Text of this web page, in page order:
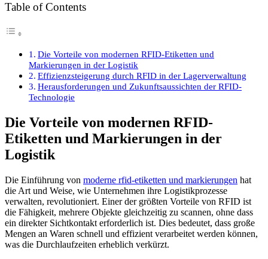
Table of Contents
Die Vorteile von modernen RFID-Etiketten und
Markierungen in der Logistik
Effizienzsteigerung durch RFID in der Lagerverwaltung
Herausforderungen und Zukunftsaussichten der RFID-
Technologie
Die Vorteile von modernen RFID-
Etiketten und Markierungen in der
Logistik
Die Einführung von moderne rfid-etiketten und markierungen hat
die Art und Weise, wie Unternehmen ihre Logistikprozesse
verwalten, revolutioniert. Einer der größten Vorteile von RFID ist
die Fähigkeit, mehrere Objekte gleichzeitig zu scannen, ohne dass
ein direkter Sichtkontakt erforderlich ist. Dies bedeutet, dass große
Mengen an Waren schnell und effizient verarbeitet werden können,
was die Durchlaufzeiten erheblich verkürzt.